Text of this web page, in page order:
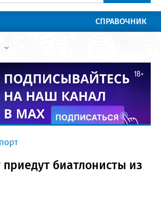
СПРАВОЧНИК
приедут биатлонисты из